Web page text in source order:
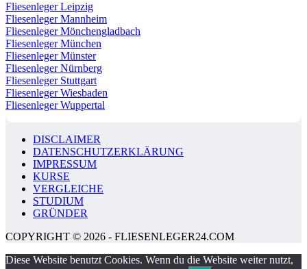
Fliesenleger Leipzig
Fliesenleger Mannheim
Fliesenleger Mönchengladbach
Fliesenleger München
Fliesenleger Münster
Fliesenleger Nürnberg
Fliesenleger Stuttgart
Fliesenleger Wiesbaden
Fliesenleger Wuppertal
DISCLAIMER
DATENSCHUTZERKLÄRUNG
IMPRESSUM
KURSE
VERGLEICHE
STUDIUM
GRÜNDER
COPYRIGHT © 2026 - FLIESENLEGER24.COM
Diese Website benutzt Cookies. Wenn du die Website weiter nutzt,